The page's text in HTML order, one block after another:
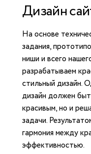
Дизайн
На основе
задания,
ниши и всего
разрабатываем
стильный дизайн.
дизайн должен
красивым, но и
задачи.
гармония между
эффективностью.